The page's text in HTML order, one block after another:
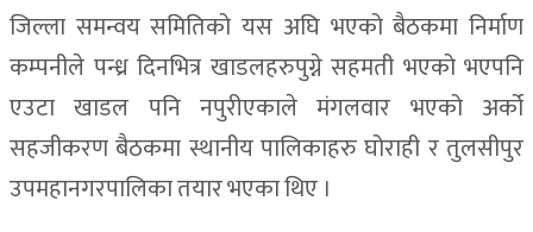
जिल्ला समन्वय समितिको यस अघि भएको बैठकमा निर्माण
कम्पनीले पन्ध्र दिनभित्र खाडलहरुपुग्ने सहमती भएको भएपनि
एउटा खाडल पनि नपुरीएकाले मंगलवार भएको अर्को
सहजीकरण बैठकमा स्थानीय पालिकाहरु घोराही र तुलसीपुर
उपमहानगरपालिका तयार भएका थिए ।